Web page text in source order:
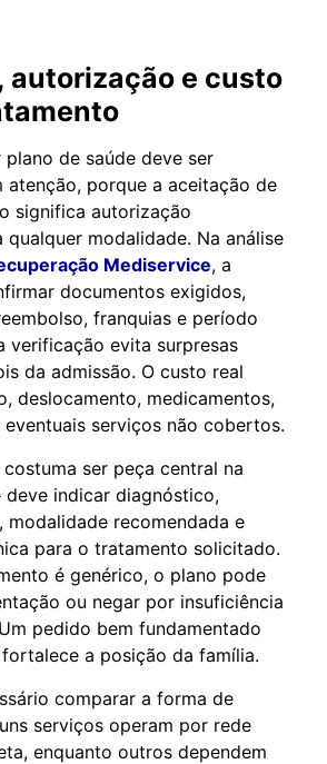
autorização e custo
de saúde deve ser
atenção, porque a aceitação de
significa autorização
modalidade. Na análise
Mediservice, a
documentos exigidos,
franquias e período
verificação evita surpresas
da admissão. O custo real
deslocamento, medicamentos,
eventuais serviços não cobertos.
ser peça central na
deve indicar diagnóstico,
modalidade recomendada e
para o tratamento solicitado.
é genérico, o plano pode
ou negar por insuficiência
pedido bem fundamentado
a posição da família.
comparar a forma de
serviços operam por rede
enquanto outros dependem